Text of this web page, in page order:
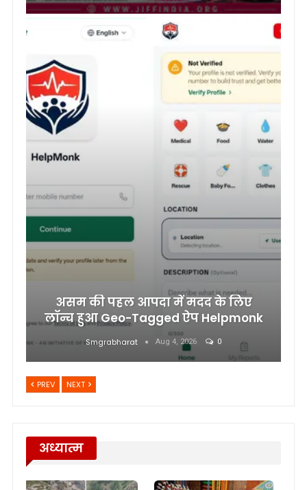
असम की पहल आपदा में मदद के लिए
लॉन्च हुआ Geo-Tagged ऐप Helpmonk
Smgrabharat Aug 4, 2026 0
PREV NEXT
अध्यात्म